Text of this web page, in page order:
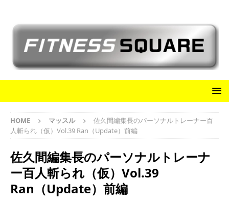
HOME マッスル
佐久間編集長のパーソナルトレーナー百
人斬られ（仮）Vol.39 Ran（Update）前編
佐久間編集長のパーソナルトレーナ
ー百人斬られ（仮）Vol.39
Ran（Update）前編